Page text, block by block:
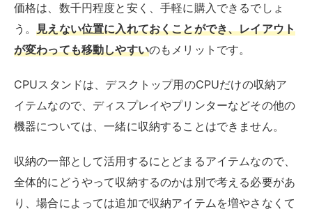
価格は、数千円程度と安く、手軽に購入できるでしょ
う。見えない位置に入れておくことができ、レイアウト
が変わっても移動しやすいのもメリットです。
CPUスタンドは、デスクトップ用のCPUだけの収納ア
イテムなので、ディスプレイやプリンターなどその他の
機器については、一緒に収納することはできません。
収納の一部として活用するにとどまるアイテムなので、
全体的にどうやって収納するのかは別で考える必要があ
り、場合によっては追加で収納アイテムを増やさなくて